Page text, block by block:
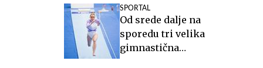
SPORTAL
Od srede dalje na
sporedu tri velika
gimnastična